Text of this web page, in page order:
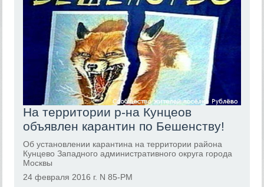
На территории р-на Кунцеов
объявлен карантин по Бешенству!
Об установлении карантина на территории района
Кунцево Западного административного округа города
Москвы
24 февраля 2016 г. N 85-РМ